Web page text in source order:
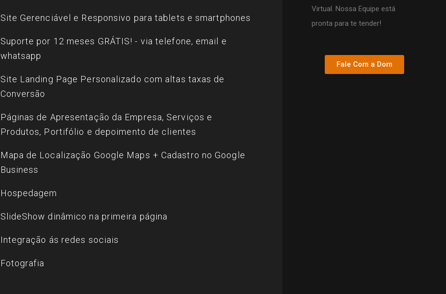
Site Gerenciável e Responsivo para tablets e smartphones
Suporte por 12 meses GRÁTIS! - via telefone, email e
whatsapp
Site Landing Page Personalizado com altas taxas de
Conversão
Páginas de Apresentação da Empresa, Serviços e
Produtos, Portifólio e depoimento de clientes
Mapa de Localização Google Maps + Cadastro no Google
Business
Hospedagem
SlideShow dinâmico na primeira página
Integração ás redes sociais
Fotografia
Virtual. Nossa Equipe está
pronta para te tender!
Fale Com a Dom